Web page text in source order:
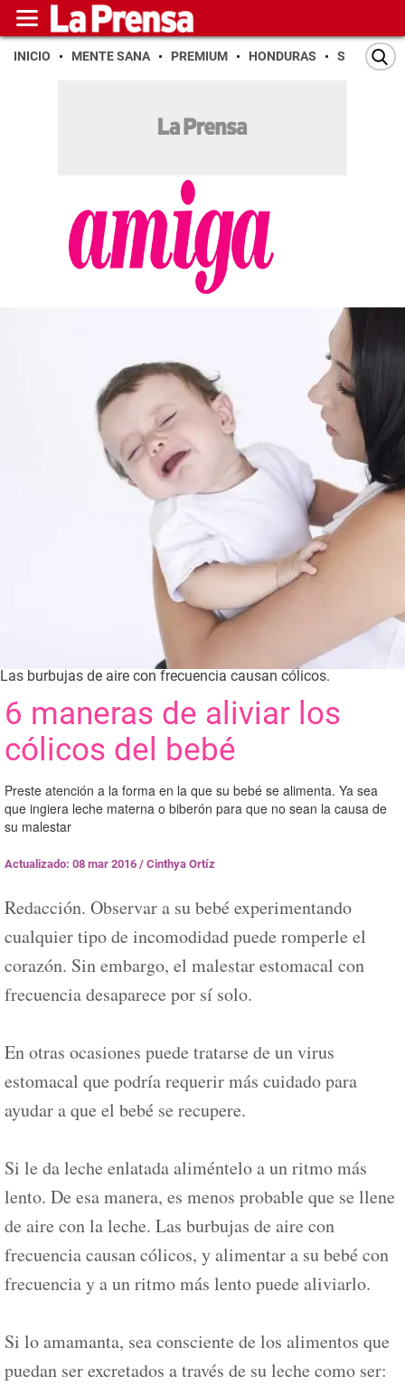
INICIO MENTE SANA PREMIUM HONDURAS SAN PEDRO
Las burbujas de aire con frecuencia causan cólicos.
6 maneras de aliviar los
cólicos del bebé
Preste atención a la forma en la que su bebé se alimenta. Ya sea
que ingiera leche materna o biberón para que no sean la causa de
su malestar
Actualizado: 08 mar 2016 / Cinthya Ortíz
Redacción. Observar a su bebé experimentando
cualquier tipo de incomodidad puede romperle el
corazón. Sin embargo, el malestar estomacal con
frecuencia desaparece por sí solo.
En otras ocasiones puede tratarse de un virus
estomacal que podría requerir más cuidado para
ayudar a que el bebé se recupere.
Si le da leche enlatada aliméntelo a un ritmo más
lento. De esa manera, es menos probable que se llene
de aire con la leche. Las burbujas de aire con
frecuencia causan cólicos, y alimentar a su bebé con
frecuencia y a un ritmo más lento puede aliviarlo.
Si lo amamanta, sea consciente de los alimentos que
puedan ser excretados a través de su leche como ser: